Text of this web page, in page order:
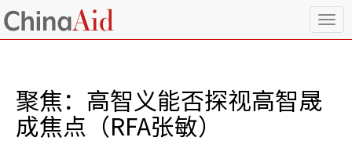
T
o
聚焦：高智义能否探视高智晟
成焦点（RFA张敏）